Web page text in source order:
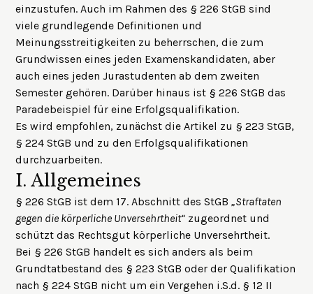
einzustufen. Auch im Rahmen des § 226 StGB sind
viele grundlegende Definitionen und
Meinungsstreitigkeiten zu beherrschen, die zum
Grundwissen eines jeden Examenskandidaten, aber
auch eines jeden Jurastudenten ab dem zweiten
Semester gehören. Darüber hinaus ist § 226 StGB das
Paradebeispiel für eine Erfolgsqualifikation.
Es wird empfohlen, zunächst die Artikel zu § 223 StGB,
§ 224 StGB und zu den Erfolgsqualifikationen
durchzuarbeiten.
I. Allgemeines
§ 226 StGB ist dem 17. Abschnitt des StGB„Straftaten
gegen die körperliche Unversehrtheit“ zugeordnet und
schützt das Rechtsgut körperliche Unversehrtheit.
Bei § 226 StGB handelt es sich anders als beim
Grundtatbestand des § 223 StGB oder der Qualifikation
nach § 224 StGB nicht um ein Vergehen i.S.d. § 12 II